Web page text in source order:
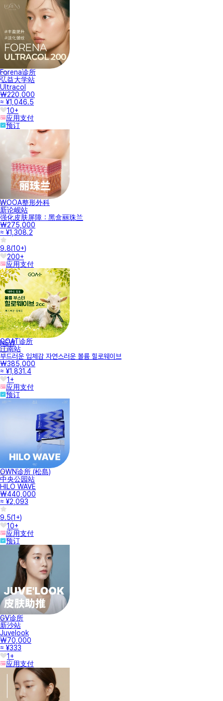
Forena诊所
弘益大学站
Ultracol
₩220,000
≈ ¥1,046.5
10+
应用支付
预订
WOOA整形外科
新论岘站
强化皮肤屏障：黑盒丽珠兰
₩275,000
≈ ¥1,308.2
9.8(10+)
200+
应用支付
NEW
GOAT诊所
江南站
부드러운 입체감 자연스러운 볼륨 힐로웨이브
₩385,000
≈ ¥1,831.4
1+
应用支付
预订
OWN诊所 (松島)
中央公园站
HILO WAVE
₩440,000
≈ ¥2,093
9.5(1+)
10+
应用支付
预订
GV诊所
新沙站
Juvelook
₩70,000
≈ ¥333
1+
应用支付